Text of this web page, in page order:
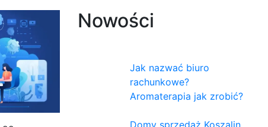
Nowości
Jak nazwać biuro
rachunkowe?
Aromaterapia jak zrobić?
Domy sprzedaż Koszalin